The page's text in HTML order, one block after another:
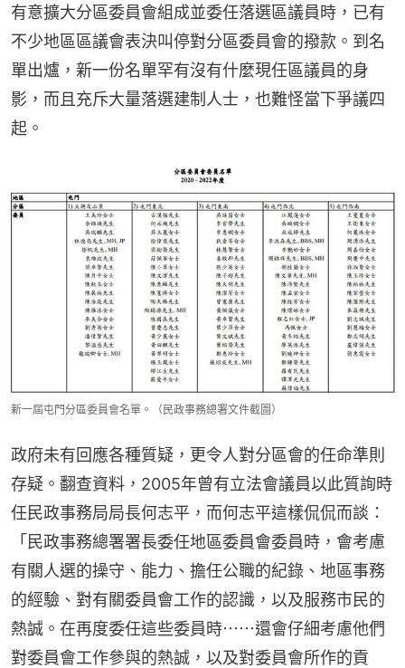
有意擴大分區委員會組成並委任落選區議員時，已有
不少地區區議會表決叫停對分區委員會的撥款。到名
單出爐，新一份名單罕有沒有什麼現任區議員的身
影，而且充斥大量落選建制人士，也難怪當下爭議四
起。
新一屆屯門分區委員會名單。（民政事務總署文件截圖）
政府未有回應各種質疑，更令人對分區會的任命準則
存疑。翻查資料，2005年曾有立法會議員以此質詢時
任民政事務局局長何志平，而何志平這樣侃侃而談：
「民政事務總署署長委任地區委員會委員時，會考慮
有關人選的操守、能力、擔任公職的紀錄、地區事務
的經驗、對有關委員會工作的認識，以及服務市民的
熱誠。在再度委任這些委員時⋯⋯還會仔細考慮他們
對委員會工作參與的熱誠，以及對委員會所作的貢